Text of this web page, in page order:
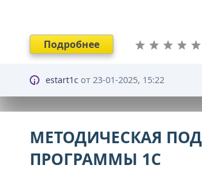
Подробнее
estart1cот 23-01-2025, 15:22
МЕТОДИЧЕСКАЯ
ПРОГРАММЫ 1С